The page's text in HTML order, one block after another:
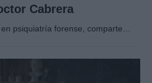
Cabrera
psiquiatría forense, comparte…